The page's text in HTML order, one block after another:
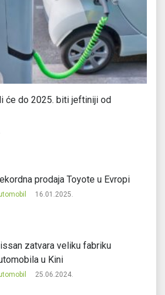
će do 2025. biti jeftiniji od
prodaja Toyote u Evropi
16.01.2025.
zatvara veliku fabriku
u Kini
25.06.2024.